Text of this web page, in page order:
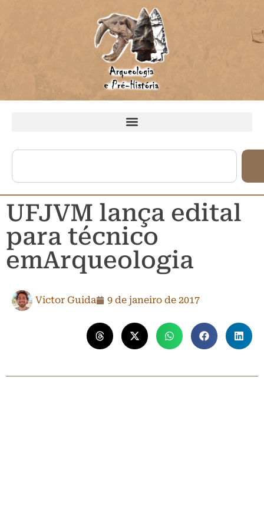
UFJVM lança edital
para técnico
emArqueologia
Victor Guida 9 de janeiro de 2017